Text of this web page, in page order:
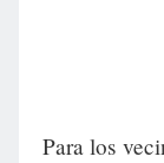
Para los